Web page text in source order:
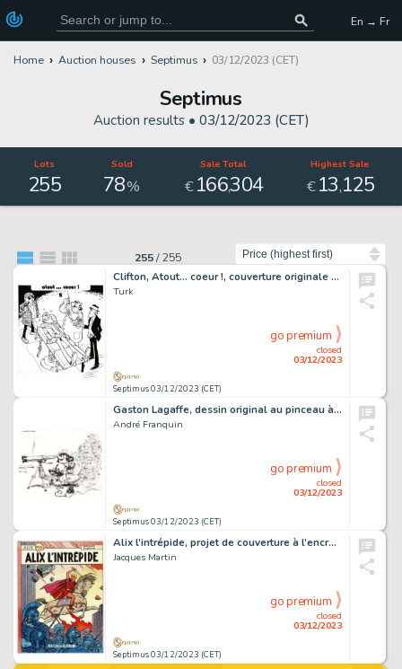
En → Fr
Home Auction houses Septimus 03/12/2023 (CET)
Septimus
Auction results • 03/12/2023 (CET)
Lots
255
Sold
78%
Sale Total
€ 166,304
Highest Sale
€ 13,125
255/255
Clifton, Atout… coeur !, couverture originale à l’encre de chine pour cet album paru en 1981 au Lombard.
Turk
Septimus 03/12/2023 (CET)
closed
03/12/2023
go premium
Gaston Lagaffe, dessin original au pinceau à l’encre de chine publié dans le journal Spirou n° 1734 du 8 juillet 1971. Gaston a trouvé un nouveau truc pour regarder la télévision pendant les heures de bureau : il s’installe à sa…
André Franquin
Septimus 03/12/2023 (CET)
closed
03/12/2023
go premium
Alix l’intrépide, projet de couverture à l’encre de chine et aux encres de couleurs pour cet album paru en 1973 chez Casterman. C’est le projet qui a été retenu et qui est donc fort proche de la couverture finale.
Jacques Martin
Septimus 03/12/2023 (CET)
closed
03/12/2023
go premium